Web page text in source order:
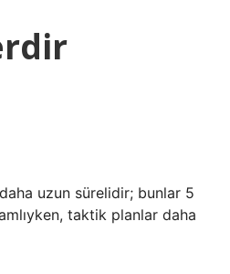
uzun sürelidir; bunlar 5
taktik planlar daha